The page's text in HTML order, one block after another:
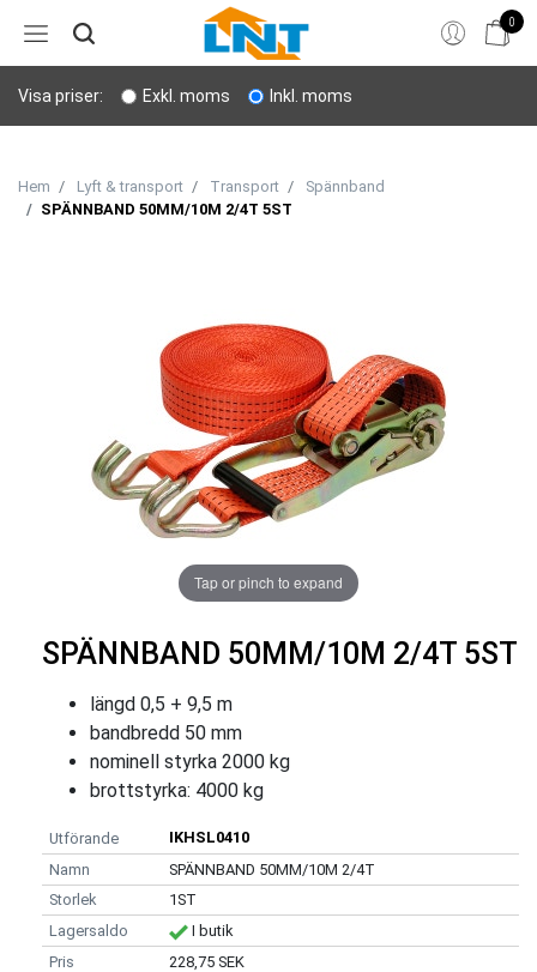
0
Hem
Bergborrning
Lyft & transport
Visa priser: Exkl. moms Inkl. moms
Hem Lyft & transport Transport
Spännband
SPÄNNBAND 50MM/10M 2/4T 5ST
Tap or pinch to expand
SPÄNNBAND 50MM/10M 2/4T 5ST
längd 0,5 + 9,5 m
bandbredd 50 mm
nominell styrka 2000 kg
brottstyrka: 4000 kg
IKHSL0410
SPÄNNBAND 50MM/10M 2/4T
1ST
I butik
228,75 SEK